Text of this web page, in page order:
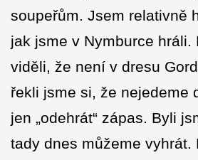
soupeřům. Jsem relativně
jak jsme v Nymburce hráli.
viděli, že není v dresu
řekli jsme si, že nejedeme
jen „odehrát“ zápas. Byli
tady dnes můžeme vyhrát.